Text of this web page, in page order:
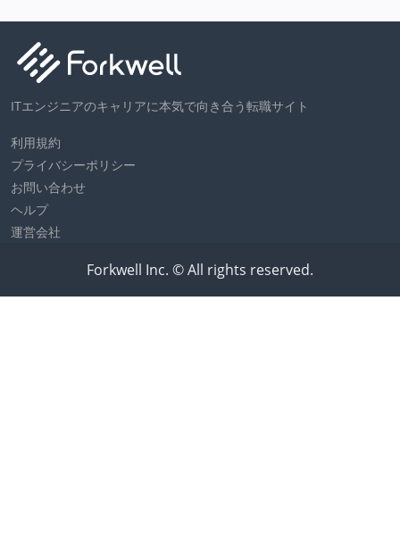
ITエンジニアのキャリアに本気で向き合う転職サイト
利用規約
プライバシーポリシー
お問い合わせ
ヘルプ
運営会社
Forkwell Inc. © All rights reserved.